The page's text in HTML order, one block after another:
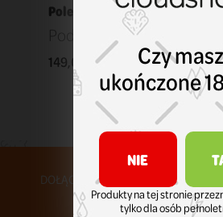
Polecane
Pod Lost Vape Ursa Nano
149,00 zł
DOŁĄCZ DO NASZEJ
Czy
ukończone
NIE
Produkty na tej stronie
tylko dla osób